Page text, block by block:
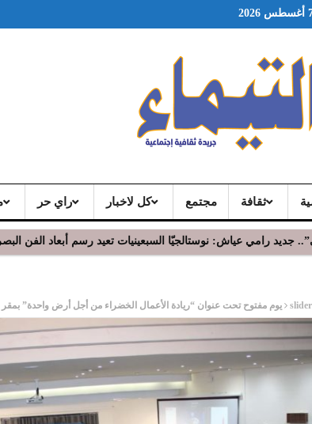
ثقافة مجتمع كل لاخبار راي حر
جديد رامي عياش: نوستالجيّا السبعينيات تعيد رسم أبعاد الفن
slider يوم مفتوح تحت عنوان “ريادة الأعمال الخضراء من أجل أرض واحدة” بمقر